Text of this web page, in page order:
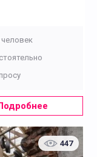
447